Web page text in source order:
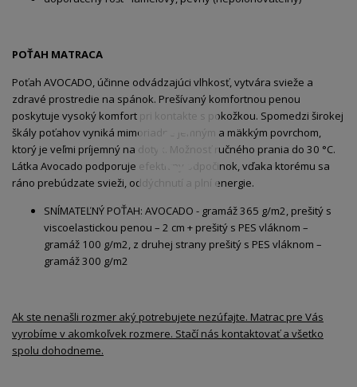
POŤAH MATRACA
Poťah AVOCADO, účinne odvádzajúci vlhkosť, vytvára svieže a
zdravé prostredie na spánok. Prešívaný komfortnou penou
poskytuje vysoký komfort pri kontakte s pokožkou. Spomedzi širokej
škály poťahov vyniká mimoriadne jemným a mäkkým povrchom,
ktorý je veľmi príjemný na dotyk. Možnosť ručného prania do 30 °C.
Látka Avocado podporuje efektívny odpočinok, vďaka ktorému sa
ráno prebúdzate svieži, oddýchnutí a plní energie.
SNÍMATEĽNÝ POŤAH: AVOCADO - gramáž 365 g/m2, prešitý s
viscoelastickou penou – 2 cm + prešitý s PES vláknom –
gramáž 100 g/m2, z druhej strany prešitý s PES vláknom –
gramáž 300 g/m2
Ak ste nenašli rozmer aký potrebujete nezúfajte. Matrac pre Vás
vyrobíme v akomkoľvek rozmere. Stačí nás kontaktovať a všetko
spolu dohodneme.